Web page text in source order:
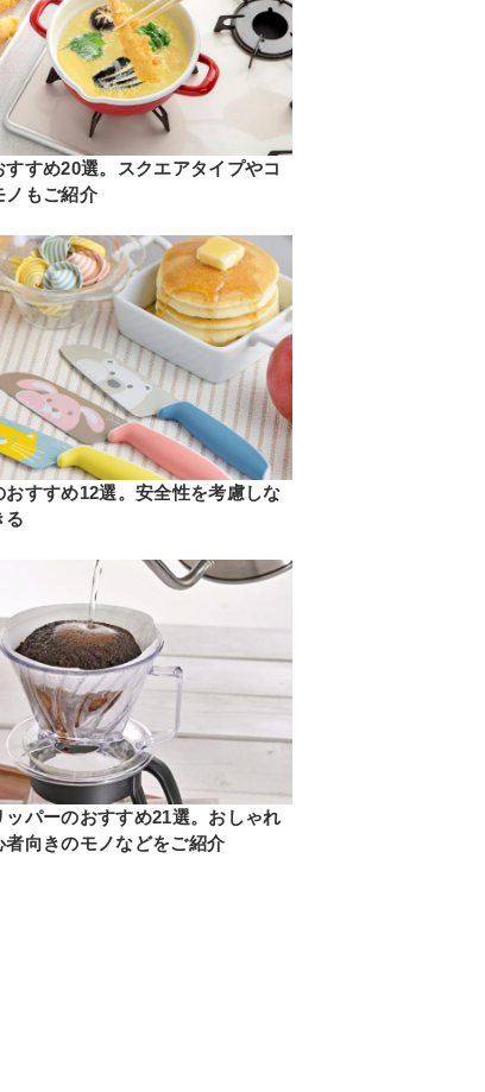
すすめ20選。スクエアタイプやコ
ノもご紹介
おすすめ12選。安全性を考慮しな
る
ッパーのおすすめ21選。おしゃれ
者向きのモノなどをご紹介